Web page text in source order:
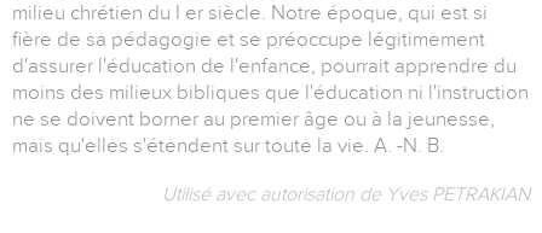
milieu chrétien du I er siècle. Notre époque, qui est si
fière de sa pédagogie et se préoccupe légitimement
d'assurer l'éducation de l'enfance, pourrait apprendre du
moins des milieux bibliques que l'éducation ni l'instruction
ne se doivent borner au premier âge ou à la jeunesse,
mais qu'elles s'étendent sur toute la vie. A. -N. B.
Utilisé avec autorisation de Yves PETRAKIAN